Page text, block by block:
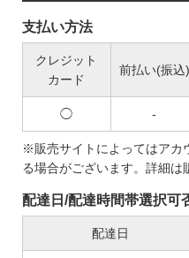
支払い方法
クレジット
カード
前払い(振込)
◯ -
※販売サイトによってはアカ
る場合がございます。詳細は
配達日/配達時間帯選択可
配達日